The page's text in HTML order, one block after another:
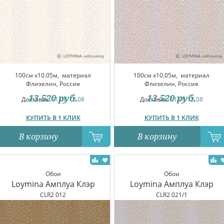
100см x10.05м, материал
Флизелин, Россия
Доставка:11.08-12.08
КУПИТЬ В 1 КЛИК
13 520 руб.
В корзину
100см x10.05м, материал
Флизелин, Россия
Доставка:11.08-12.08
КУПИТЬ В 1 КЛИК
13 520 руб.
В корзину
Обои
Loymina Амплуа Клэр
CLR2 012
Обои
Loymina Амплуа Клэр
CLR2 021/1